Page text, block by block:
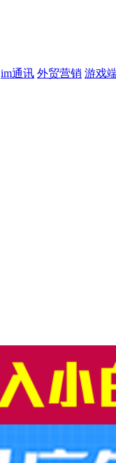
im通讯 外贸营销 游戏